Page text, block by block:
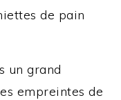
de pain
un grand
empreintes de